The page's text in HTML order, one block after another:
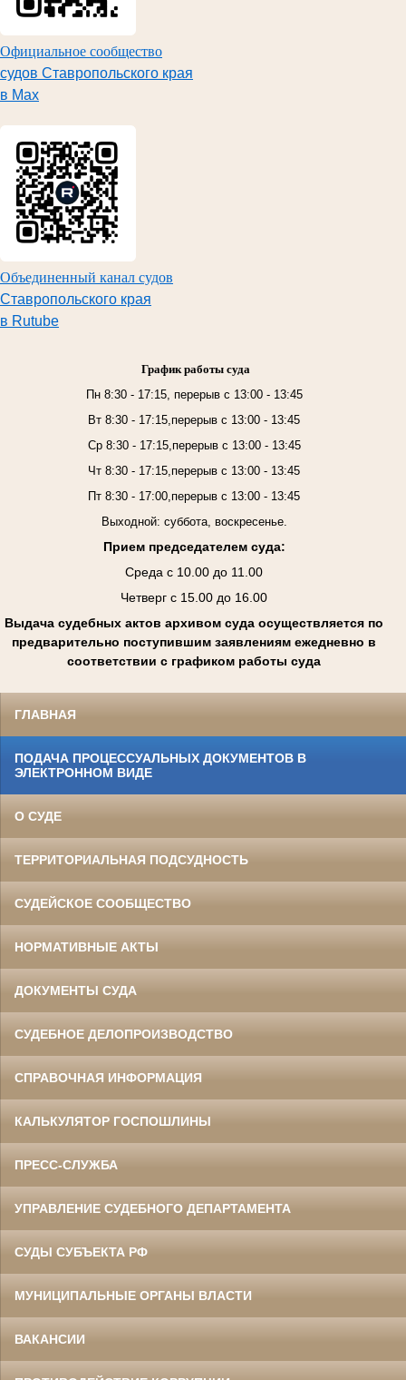
Официальное сообщество
судов Ставропольского края
в Max
Объединенный канал судов
Ставропольского края
в Rutube
График работы суда
Пн 8:30 - 17:15, перерыв с 13:00 - 13:45
Вт 8:30 - 17:15,перерыв с 13:00 - 13:45
Ср 8:30 - 17:15,перерыв с 13:00 - 13:45
Чт 8:30 - 17:15,перерыв с 13:00 - 13:45
Пт 8:30 - 17:00,перерыв с 13:00 - 13:45
Выходной: суббота, воскресенье.
Прием председателем суда:
Среда с 10.00 до 11.00
Четверг с 15.00 до 16.00
Выдача судебных актов архивом суда осуществляется по
предварительно поступившим заявлениям ежедневно в
соответствии с графиком работы суда
ГЛАВНАЯ
ПОДАЧА ПРОЦЕССУАЛЬНЫХ ДОКУМЕНТОВ В
ЭЛЕКТРОННОМ ВИДЕ
О СУДЕ
ТЕРРИТОРИАЛЬНАЯ ПОДСУДНОСТЬ
СУДЕЙСКОЕ СООБЩЕСТВО
НОРМАТИВНЫЕ АКТЫ
ДОКУМЕНТЫ СУДА
СУДЕБНОЕ ДЕЛОПРОИЗВОДСТВО
СПРАВОЧНАЯ ИНФОРМАЦИЯ
КАЛЬКУЛЯТОР ГОСПОШЛИНЫ
ПРЕСС-СЛУЖБА
УПРАВЛЕНИЕ СУДЕБНОГО ДЕПАРТАМЕНТА
СУДЫ СУБЪЕКТА РФ
МУНИЦИПАЛЬНЫЕ ОРГАНЫ ВЛАСТИ
ВАКАНСИИ